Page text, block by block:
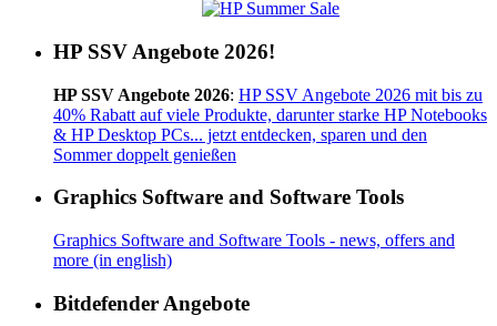
HP SSV Angebote 2026!
HP SSV Angebote 2026: HP SSV Angebote 2026 mit bis zu
40% Rabatt auf viele Produkte, darunter starke HP Notebooks
& HP Desktop PCs... jetzt entdecken, sparen und den
Sommer doppelt genießen
Graphics Software and Software Tools
Graphics Software and Software Tools - news, offers and
more (in english)
Bitdefender Angebote